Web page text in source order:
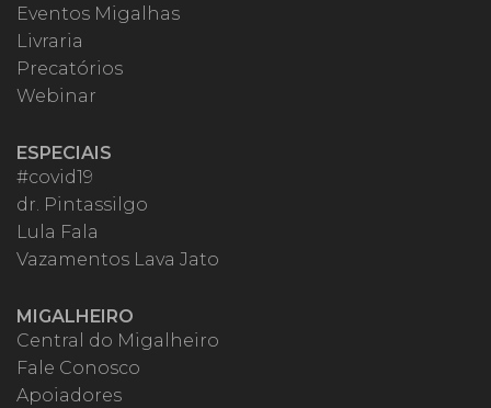
Eventos Migalhas
Livraria
Precatórios
Webinar
ESPECIAIS
#covid19
dr. Pintassilgo
Lula Fala
Vazamentos Lava Jato
MIGALHEIRO
Central do Migalheiro
Fale Conosco
Apoiadores